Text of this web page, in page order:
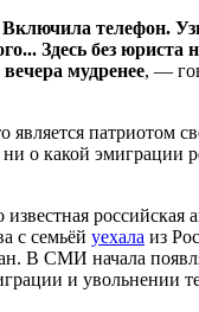
телефон.
Здесь без юриста
мудренее, —
является патриотом
о какой эмиграции
российская
с семьёй уехала из
В СМИ начала
и увольнении